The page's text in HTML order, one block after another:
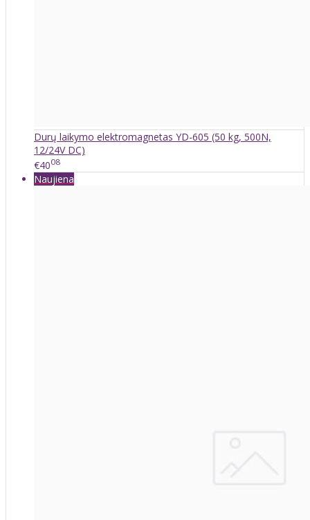
Durų laikymo elektromagnetas YD-605 (50 kg, 500N,
12/24V DC)
€4008
Naujiena